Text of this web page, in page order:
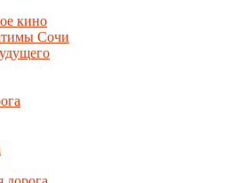
кино
Сочи